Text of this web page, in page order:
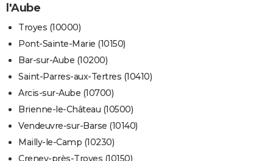
l'Aube
Troyes (10000)
Pont-Sainte-Marie (10150)
Bar-sur-Aube (10200)
Saint-Parres-aux-Tertres (10410)
Arcis-sur-Aube (10700)
Brienne-le-Château (10500)
Vendeuvre-sur-Barse (10140)
Mailly-le-Camp (10230)
Creney-près-Troyes (10150)